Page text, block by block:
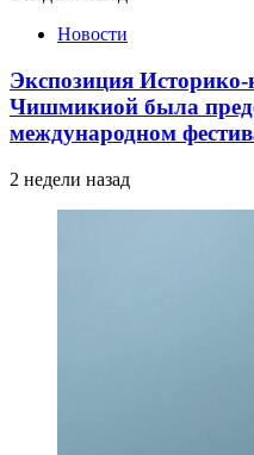
Новости
Экспозиция Историко-
Чишмикиой была
международном
2 недели назад